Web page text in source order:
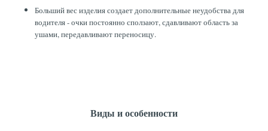
Больший вес изделия создает дополнительные неудобства для
водителя - очки постоянно сползают, сдавливают область за
ушами, передавливают переносицу.
Виды и особенности